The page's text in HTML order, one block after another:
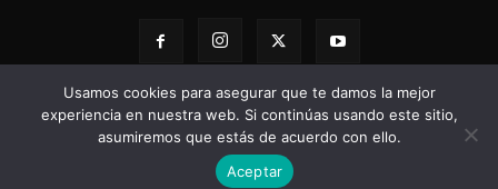
© eldeportivo.es 2008 - 2025 Todos los Derechos Reservados -
de Privacidad-Aviso legal
Usamos cookies para asegurar que te damos la mejor
experiencia en nuestra web. Si continúas usando este sitio,
asumiremos que estás de acuerdo con ello.
Aceptar